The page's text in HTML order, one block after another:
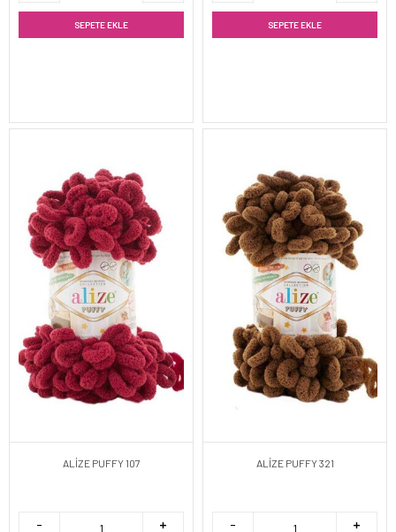
SEPETE EKLE SEPETE EKLE
ALİZE PUFFY 107 ALİZE PUFFY 321